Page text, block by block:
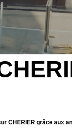
CHERIER grâce aux